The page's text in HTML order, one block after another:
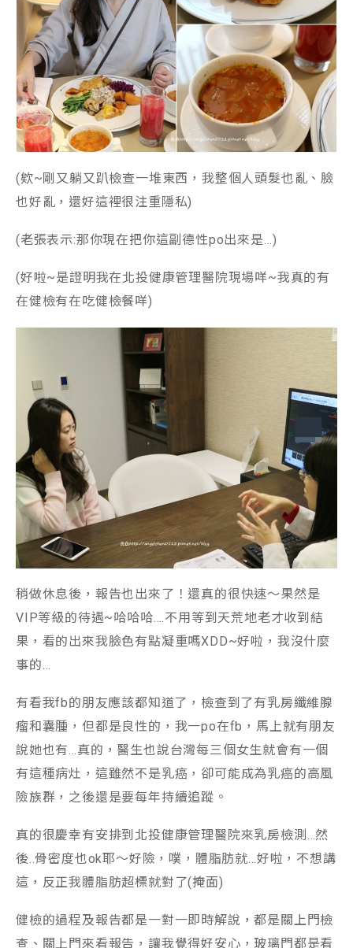
(欸~剛又躺又趴檢查一堆東西，我整個人頭髮也亂、臉
也好亂，還好這裡很注重隱私)
(老張表示:那你現在把你這副德性po出來是…)
(好啦~是證明我在北投健康管理醫院現場咩~我真的有
在健檢有在吃健檢餐咩)
稍做休息後，報告也出來了！還真的很快速～果然是
VIP等級的待遇~哈哈哈….不用等到天荒地老才收到結
果，看的出來我臉色有點凝重嗎XDD~好啦，我沒什麼
事的…
有看我fb的朋友應該都知道了，檢查到了有乳房纖維腺
瘤和囊腫，但都是良性的，我一po在fb，馬上就有朋友
說她也有…真的，醫生也說台灣每三個女生就會有一個
有這種病灶，這雖然不是乳癌，卻可能成為乳癌的高風
險族群，之後還是要每年持續追蹤。
真的很慶幸有安排到北投健康管理醫院來乳房檢測…然
後..骨密度也ok耶～好險，噗，體脂肪就…好啦，不想講
這，反正我體脂肪超標就對了(掩面)
健檢的過程及報告都是一對一即時解說，都是關上門檢
查、關上門來看報告，讓我覺得好安心，玻璃門都是看